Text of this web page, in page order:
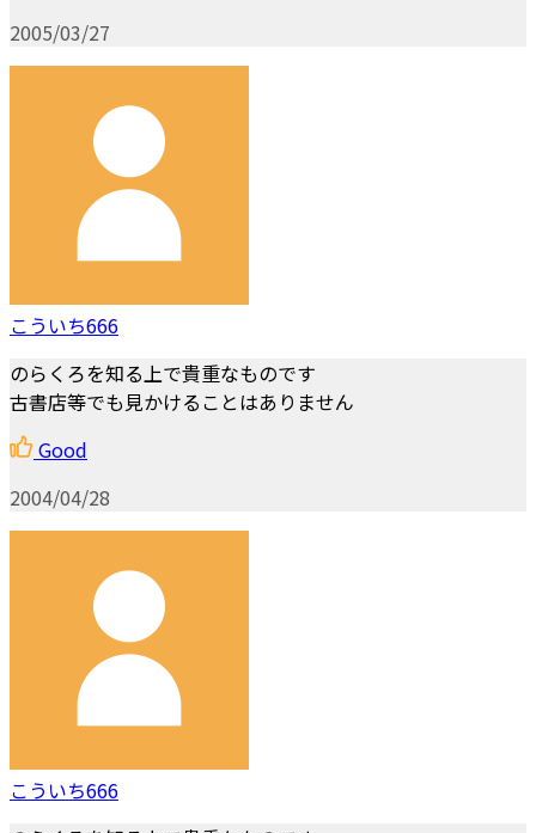
2005/03/27
こういち666
のらくろを知る上で貴重なものです
古書店等でも見かけることはありません
Good
2004/04/28
こういち666